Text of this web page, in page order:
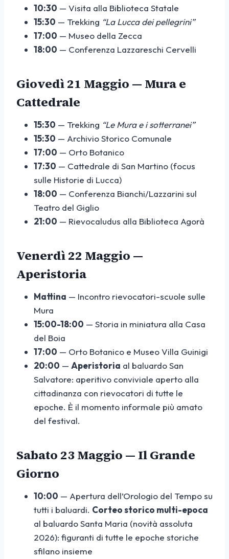
10:30 — Visita alla Biblioteca Statale
15:30 — Trekking “La Lucca dei pellegrini”
17:00 — Museo della Zecca
18:00 — Conferenza Lazzareschi Cervelli
Giovedì 21 Maggio — Mura e
Cattedrale
15:30 — Trekking “Le Mura e i sotterranei”
15:30 — Archivio Storico Comunale
17:00 — Orto Botanico
17:30 — Cattedrale di San Martino (focus
sulle Historie di Lucca)
18:00 — Conferenza Bianchi/Lazzarini sul
Teatro del Giglio
21:00 — Rievocaludus alla Biblioteca Agorà
Venerdì 22 Maggio —
Aperistoria
Mattina — Incontro rievocatori-scuole sulle
Mura
15:00-18:00 — Storia in miniatura alla Casa
del Boia
17:00 — Orto Botanico e Museo Villa Guinigi
20:00 — Aperistoria al baluardo San
Salvatore: aperitivo conviviale aperto alla
cittadinanza con rievocatori di tutte le
epoche. È il momento informale più amato
del festival.
Sabato 23 Maggio — Il Grande
Giorno
10:00 — Apertura dell’Orologio del Tempo su
tutti i baluardi. Corteo storico multi-epoca
al baluardo Santa Maria (novità assoluta
2026): figuranti di tutte le epoche storiche
sfilano insieme